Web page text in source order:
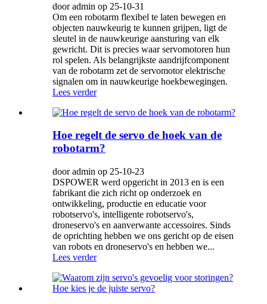
door admin op 25-10-31
Om een ​​robotarm flexibel te laten bewegen en
objecten nauwkeurig te kunnen grijpen, ligt de
sleutel in de nauwkeurige aansturing van elk
gewricht. Dit is precies waar servomotoren hun
rol spelen. Als belangrijkste aandrijfcomponent
van de robotarm zet de servomotor elektrische
signalen om in nauwkeurige hoekbewegingen.
Lees verder
Hoe regelt de servo de hoek van de
robotarm?
door admin op 25-10-23
DSPOWER werd opgericht in 2013 en is een
fabrikant die zich richt op onderzoek en
ontwikkeling, productie en educatie voor
robotservo's, intelligente robotservo's,
droneservo's en aanverwante accessoires. Sinds
de oprichting hebben we ons gericht op de eisen
van robots en droneservo's en hebben we...
Lees verder